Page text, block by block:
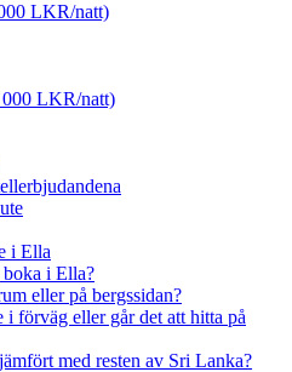
LKR/natt)
000 LKR/natt)
i Ella
i Ella?
eller på bergssidan?
förväg eller går det att hitta på
med resten av Sri Lanka?